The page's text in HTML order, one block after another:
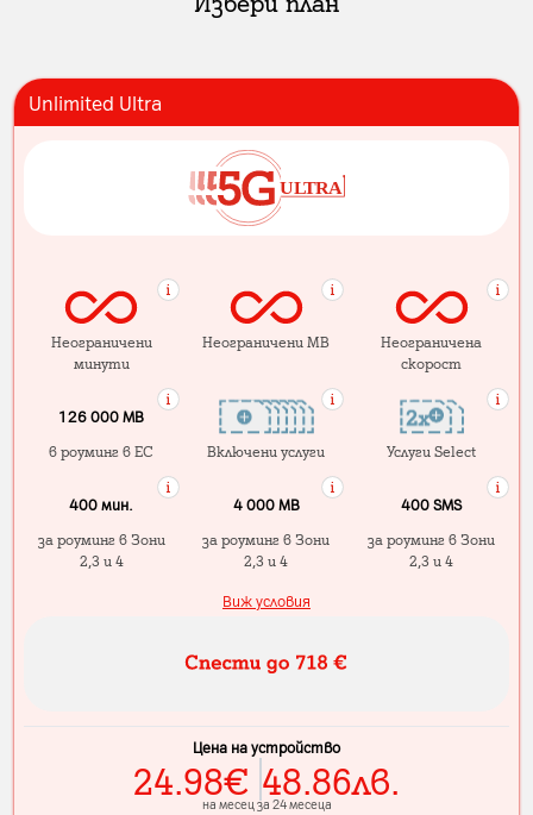
Unlimited Ultra
Неограничени
минути
Неограничени MB
Неограничена
скорост
126 000 MB
в роуминг в ЕС
Включени услуги Услуги Select
400 мин.
за роуминг в Зони
2,3 и 4
4 000 МB
за роуминг в Зони
2,3 и 4
400 SMS
за роуминг в Зони
2,3 и 4
Виж условия
Цена на устройство
24.98€ 48.86лв.
на месец за 24 месеца